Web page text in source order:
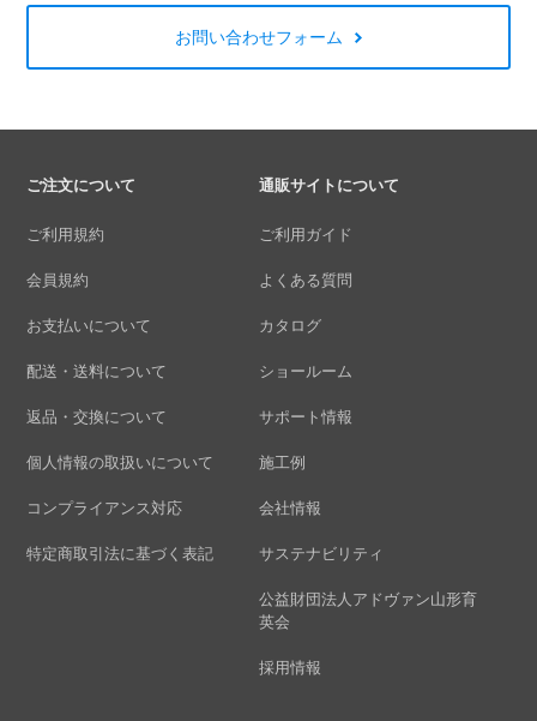
お問い合わせフォーム
ご注文について
ご利用規約
会員規約
お支払いについて
配送・送料について
返品・交換について
個人情報の取扱いについて
コンプライアンス対応
特定商取引法に基づく表記
通販サイトについて
ご利用ガイド
よくある質問
カタログ
ショールーム
サポート情報
施工例
会社情報
サステナビリティ
公益財団法人アドヴァン山形育
英会
採用情報